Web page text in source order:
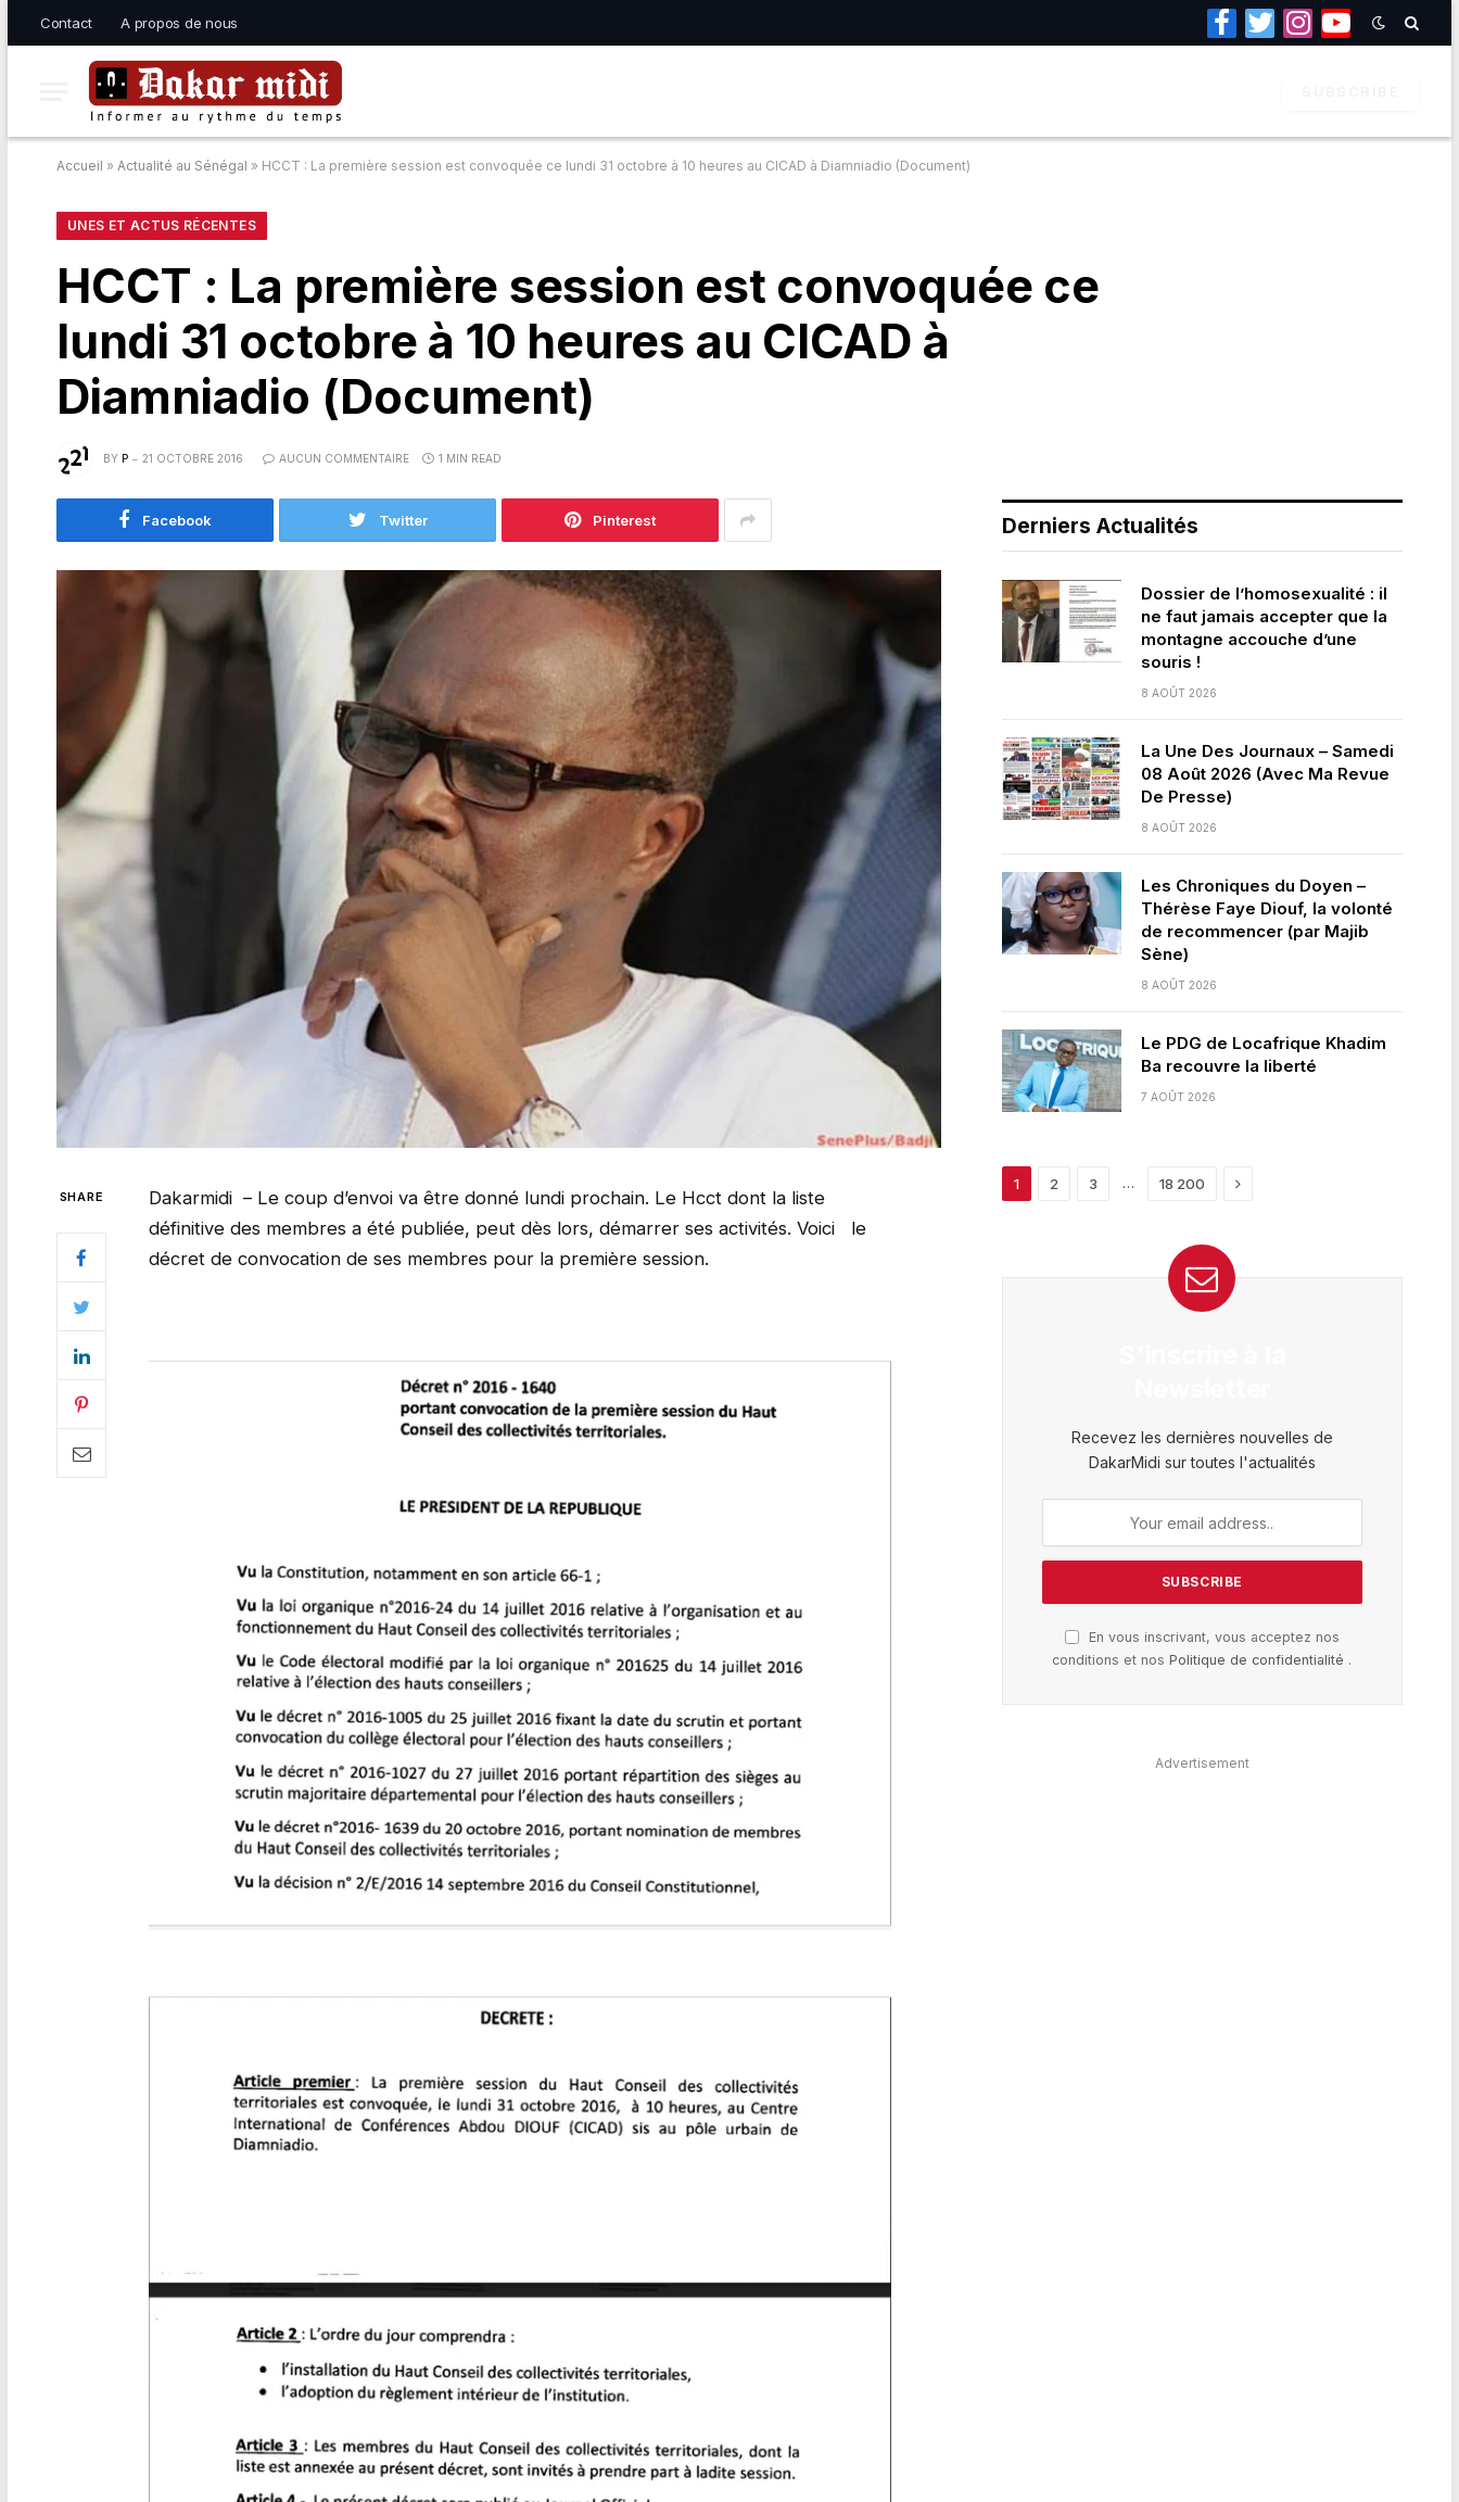
Contact A propos de nous
Facebook
TwitterInstagramYouTube
Accueil » Actualité au Sénégal » HCCT : La première session est convoquée ce lundi 31 octobre à 10 heures au CICAD à Diamniadio (Document)
UNES ET ACTUS RÉCENTES
HCCT : La première session est convoquée ce
lundi 31 octobre à 10 heures au CICAD à
Diamniadio (Document)
BY P 21 OCTOBRE 2016 AUCUN COMMENTAIRE 1 MIN READ
Facebook Twitter Pinterest
SHARE
Dakarmidi – Le coup d’envoi va être donné lundi prochain. Le Hcct dont la liste
définitive des membres a été publiée, peut dès lors, démarrer ses activités. Voici le
décret de convocation de ses membres pour la première session.
Derniers Actualités
Dossier de l’homosexualité : il
ne faut jamais accepter que la
montagne accouche d’une
souris !
8 AOÛT 2026
La Une Des Journaux – Samedi
08 Août 2026 (Avec Ma Revue
De Presse)
8 AOÛT 2026
Les Chroniques du Doyen –
Thérèse Faye Diouf, la volonté
de recommencer (par Majib
Sène)
8 AOÛT 2026
Le PDG de Locafrique Khadim
Ba recouvre la liberté
7 AOÛT 2026
1 2 3 … 18 200 Next
Recevez les dernières nouvelles de
DakarMidi sur toutes l'actualités
En vous inscrivant, vous acceptez nos
conditions et nosPolitique de confidentialité .
Advertisement